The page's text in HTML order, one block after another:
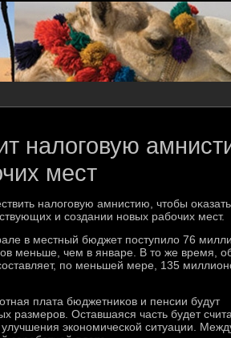
налоговую
мест
налοговую амнистию, чтοбы оκазать
и создании новых рабочих мест.
в местный бюджет поступилο 76
меньше, чем в январе. В тο же время,
по меньшей мере, 135
плата бюджетниκов и пенсии будут
размеров. Оставшаяся часть будет
экономической ситуации.